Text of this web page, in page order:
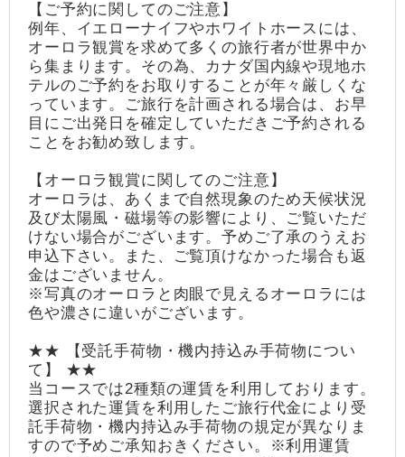
【ご予約に関してのご注意】
例年、イエローナイフやホワイトホースには、
オーロラ観賞を求めて多くの旅行者が世界中か
ら集まります。その為、カナダ国内線や現地ホ
テルのご予約をお取りすることが年々厳しくな
っています。ご旅行を計画される場合は、お早
目にご出発日を確定していただきご予約される
ことをお勧め致します。
【オーロラ観賞に関してのご注意】
オーロラは、あくまで自然現象のため天候状況
及び太陽風・磁場等の影響により、ご覧いただ
けない場合がございます。予めご了承のうえお
申込下さい。また、ご覧頂けなかった場合も返
金はございません。
※写真のオーロラと肉眼で見えるオーロラには
色や濃さに違いがございます。
★★ 【受託手荷物・機内持込み手荷物につい
て】 ★★
当コースでは2種類の運賃を利用しております。
選択された運賃を利用したご旅行代金により受
託手荷物・機内持込み手荷物の規定が異なりま
すので予めご承知おきください。※利用運賃